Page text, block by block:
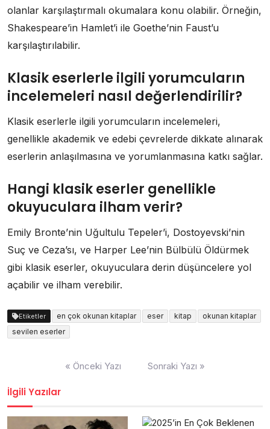
olanlar karşılaştırmalı okumalara konu olabilir. Örneğin,
Shakespeare’in Hamlet’i ile Goethe’nin Faust’u
karşılaştırılabilir.
Klasik eserlerle ilgili yorumcuların
incelemeleri nasıl değerlendirilir?
Klasik eserlerle ilgili yorumcuların incelemeleri,
genellikle akademik ve edebi çevrelerde dikkate alınarak
eserlerin anlaşılmasına ve yorumlanmasına katkı sağlar.
Hangi klasik eserler genellikle
okuyuculara ilham verir?
Emily Bronte’nin Uğultulu Tepeler’i, Dostoyevski’nin
Suç ve Ceza’sı, ve Harper Lee’nin Bülbülü Öldürmek
gibi klasik eserler, okuyuculara derin düşüncelere yol
açabilir ve ilham verebilir.
Etiketler en çok okunan kitaplar eser kitap
okunan kitaplar
sevilen eserler
« Önceki Yazı Sonraki Yazı »
İlgili Yazılar